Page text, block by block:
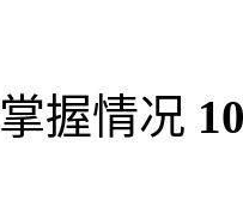
掌握情况